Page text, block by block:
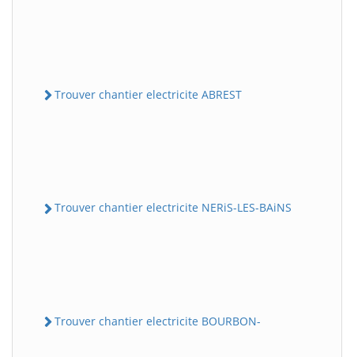
Trouver chantier electricite ABREST
Trouver chantier electricite NERiS-LES-BAiNS
Trouver chantier electricite BOURBON-